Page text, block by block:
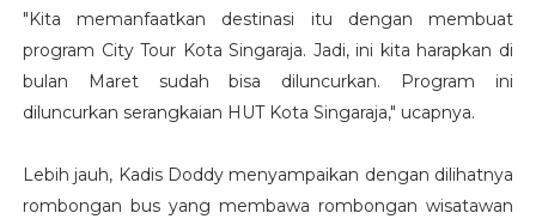
"Kita memanfaatkan destinasi itu dengan membuat
program City Tour Kota Singaraja. Jadi, ini kita harapkan di
bulan Maret sudah bisa diluncurkan. Program ini
diluncurkan serangkaian HUT Kota Singaraja," ucapnya.
Lebih jauh, Kadis Doddy menyampaikan dengan dilihatnya
rombongan bus yang membawa rombongan wisatawan